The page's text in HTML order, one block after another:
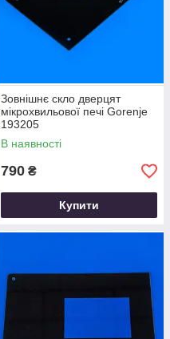
Зовнішнє скло дверцят
мікрохвильової печі Gorenje
193205
В наявності
790 ₴
Купити